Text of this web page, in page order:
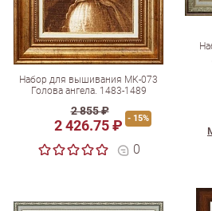
Набор для вышивания МК-073
Голова ангела. 1483-1489
2 855 ₽
2 426.75 ₽ - 15%
0